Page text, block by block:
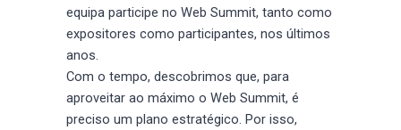
equipa participe no Web Summit, tanto como
expositores como participantes, nos últimos
anos.
Com o tempo, descobrimos que, para
aproveitar ao máximo o Web Summit, é
preciso um plano estratégico. Por isso,